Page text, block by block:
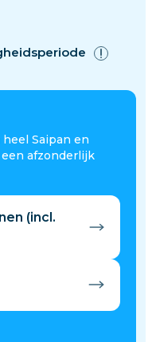
Saipan en
afzonderlijk
(incl.